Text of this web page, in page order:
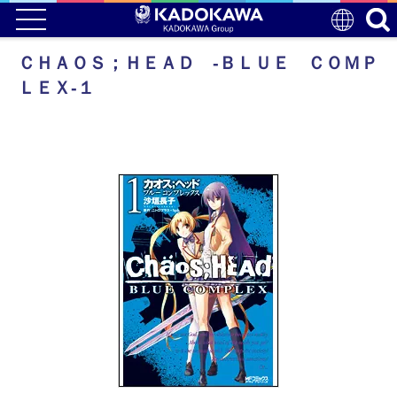
ＣＨＡＯＳ；ＨＥＡＤ ‐ＢＬＵＥ ＣＯＭＰ
ＬＥＸ‐１